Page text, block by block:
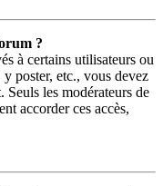
?
à certains utilisateurs ou
poster, etc., vous devez
Seuls les modérateurs de
accorder ces accès,